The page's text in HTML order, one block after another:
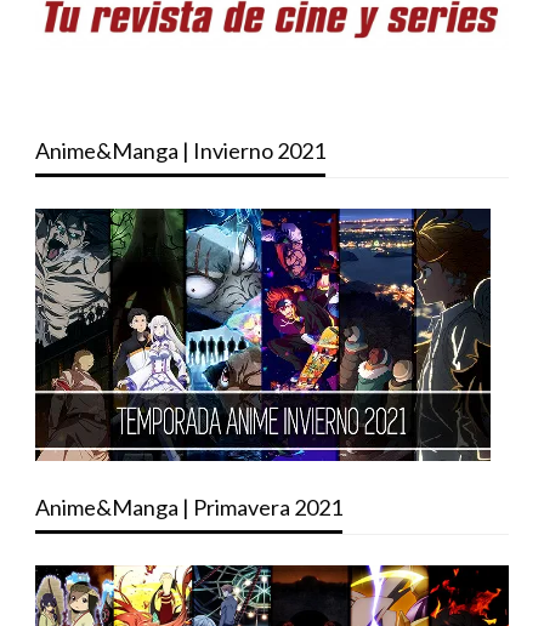
Anime&Manga | Invierno 2021
Anime&Manga | Primavera 2021